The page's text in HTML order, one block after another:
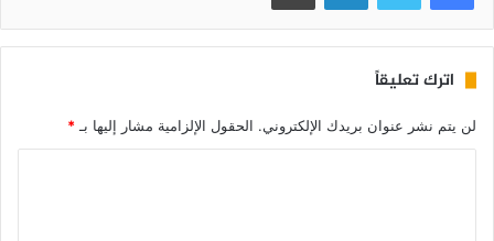
اترك تعليقاً
لن يتم نشر عنوان بريدك الإلكتروني. الحقول الإلزامية مشار إليها بـ *